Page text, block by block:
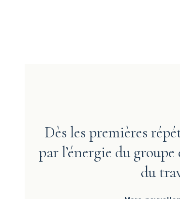
Dès les premières
par l’énergie du
du